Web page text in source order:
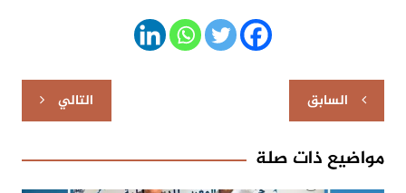
تصفّح
المقالات
السابق التالي
مواضيع ذات صلة